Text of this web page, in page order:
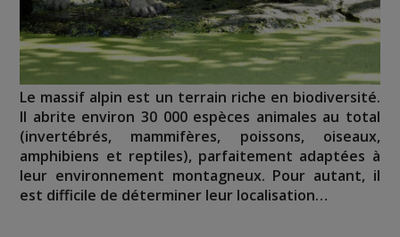
Le massif alpin est un terrain riche en biodiversité.
Il abrite environ 30 000 espèces animales au total
(invertébrés, mammifères, poissons, oiseaux,
amphibiens et reptiles), parfaitement adaptées à
leur environnement montagneux. Pour autant, il
est difficile de déterminer leur localisation…